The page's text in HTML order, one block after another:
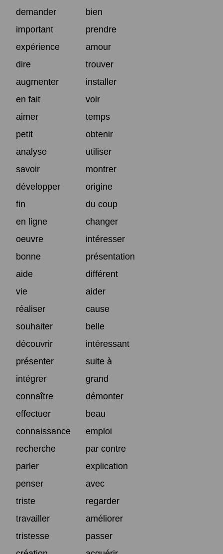
demander
bien
important
prendre
expérience
amour
dire
trouver
augmenter
installer
en fait
voir
aimer
temps
petit
obtenir
analyse
utiliser
savoir
montrer
développer
origine
fin
du coup
en ligne
changer
oeuvre
intéresser
bonne
présentation
aide
différent
vie
aider
réaliser
cause
souhaiter
belle
découvrir
intéressant
présenter
suite à
intégrer
grand
connaître
démonter
effectuer
beau
connaissance
emploi
recherche
par contre
parler
explication
penser
avec
triste
regarder
travailler
améliorer
tristesse
passer